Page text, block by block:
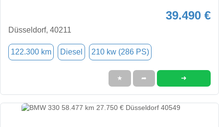
39.490 €
Düsseldorf, 40211
122.300 km Diesel 210 kw (286 PS)
★ ➦ ➜